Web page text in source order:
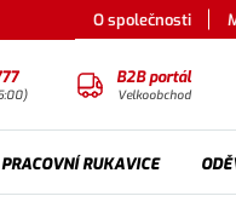
O společnosti
B2B portál
Velkoobchod
PRACOVNÍ RUKAVICE